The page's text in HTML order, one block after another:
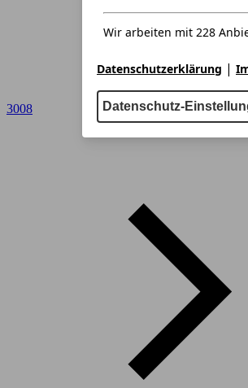
Wir arbeiten mit 228
Datenschutzerklärung |
Datenschutz-
3008